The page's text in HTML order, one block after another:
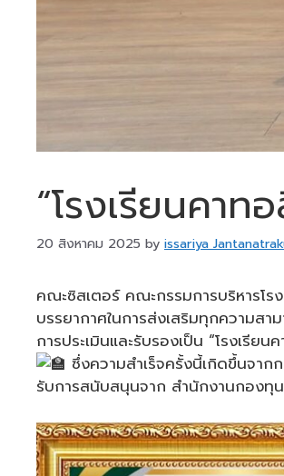
“โรงเรียนคา
20 สิงหาคม 2025 by issariya
คณะซิสเตอร์ คณะกรรมการบริหารโ
บรรยากาศในการส่งเสริมทุกความส
การประเมินและรับรองเป็น “โรงเรี
ซึ่งความสำเร็จครั้งนี้เกิดขึ้นจา
รับการสนับสนุนจาก สำนักงานกองทุ